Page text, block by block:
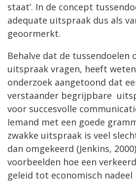
staat’. In de concept
adequate uitspraak dus als
geoormerkt.
Behalve dat de tussendoelen
uitspraak vragen, heeft
onderzoek aangetoond dat
verstaander begrijpbare
voor succesvolle
Iemand met een goede
zwakke uitspraak is veel
dan omgekeerd (Jenkins,
voorbeelden hoe een
geleid tot economisch